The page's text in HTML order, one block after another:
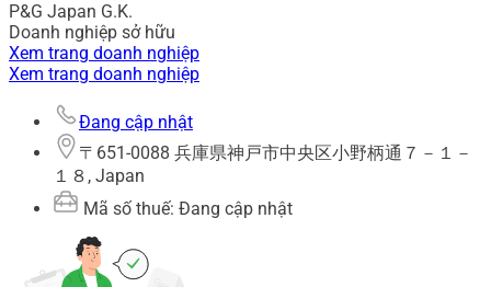
P&G Japan G.K.
Doanh nghiệp sở hữu
Xem trang doanh nghiệp
Xem trang doanh nghiệp
Đang cập nhật
〒651-0088 兵庫県神戸市中央区小野柄通７－１－
１８, Japan
Mã số thuế: Đang cập nhật